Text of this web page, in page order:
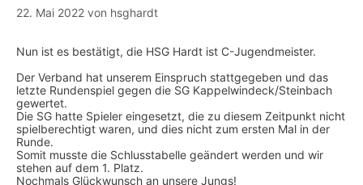
22. Mai 2022 von hsghardt
Nun ist es bestätigt, die HSG Hardt ist C-Jugendmeister.
Der Verband hat unserem Einspruch stattgegeben und das
letzte Rundenspiel gegen die SG Kappelwindeck/Steinbach
gewertet.
Die SG hatte Spieler eingesetzt, die zu diesem Zeitpunkt nicht
spielberechtigt waren, und dies nicht zum ersten Mal in der
Runde.
Somit musste die Schlusstabelle geändert werden und wir
stehen auf dem 1. Platz.
Nochmals Glückwunsch an unsere Jungs!